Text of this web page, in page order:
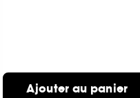
Ajouter au panier